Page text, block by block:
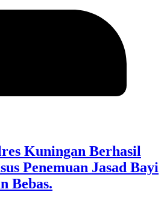
Kuningan Berhasil
Penemuan Jasad Bayi
Bebas.